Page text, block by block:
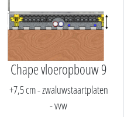
Chape vloeropbouw 9
+7,5 cm - zwaluwstaartplaten
- vvw